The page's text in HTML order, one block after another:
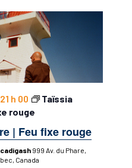
| Feu fixe rouge
21 h 00
Taïssia
rouge
999 Av. du Phare,
Canada